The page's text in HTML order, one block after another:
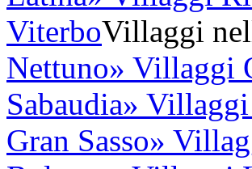
ViterboVillaggi
Nettuno» Villaggi
Sabaudia»
Gran Sasso»